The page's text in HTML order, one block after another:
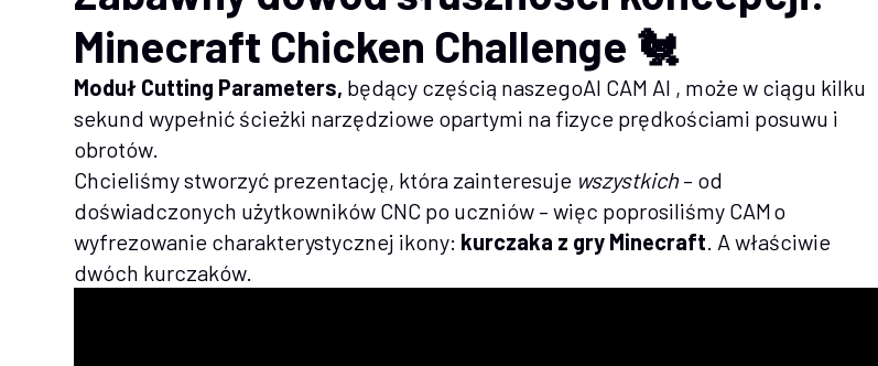
Minecraft Chicken Challenge 🐔
Moduł Cutting Parameters, będący częścią naszegoAI CAM AI , może w ciągu kilku
sekund wypełnić ścieżki narzędziowe opartymi na fizyce prędkościami posuwu i
obrotów.
Chcieliśmy stworzyć prezentację, która zainteresuje wszystkich– od
doświadczonych użytkowników CNC po uczniów – więc poprosiliśmy CAM o
wyfrezowanie charakterystycznej ikony: kurczaka z gry Minecraft . A właściwie
dwóch kurczaków.